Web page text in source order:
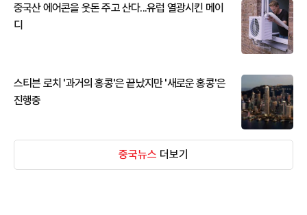
중국산 에어콘을 웃돈 주고 산다...유럽 열광시킨 메이
디
스티븐 로치 '과거의 홍콩'은 끝났지만 '새로운 홍콩'은
진행중
중국뉴스 더보기